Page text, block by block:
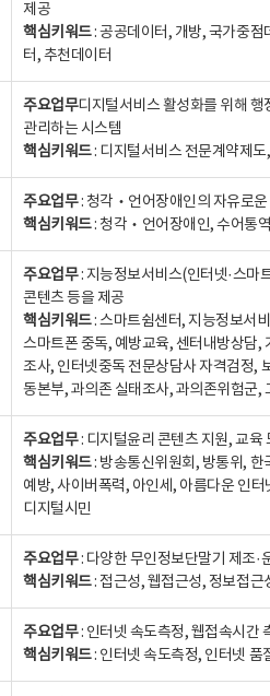
제공
핵심키워드: 공공데이터, 개방, 국가중점
터, 추천데이터
주요업무디지털서비스 활성화를 위해 행
관리하는 시스템
핵심키워드: 디지털서비스 전문계약제도
주요업무: 청각‧언어장애인의 자유로운
핵심키워드: 청각‧언어장애인, 수어통
주요업무: 지능정보서비스(인터넷·스마
콘텐츠 등을 제공
핵심키워드: 스마트쉼센터, 지능정보서
스마트폰 중독, 예방교육, 센터내방상담,
조사, 인터넷중독 전문상담사 자격검정,
동본부, 과의존 실태조사, 과의존위험군,
주요업무: 디지털윤리 콘텐츠 지원, 교육
핵심키워드: 방송통신위원회, 방통위, 한
예방, 사이버폭력, 아인세, 아름다운 인
디지털시민
주요업무: 다양한 무인정보단말기 제조·
핵심키워드: 접근성, 웹접근성, 정보접근
주요업무: 인터넷 속도측정, 웹접속시간
핵심키워드: 인터넷 속도측정, 인터넷 품